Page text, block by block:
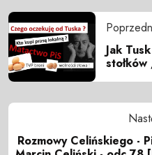
Jak
Rozmowy Celińskiego -